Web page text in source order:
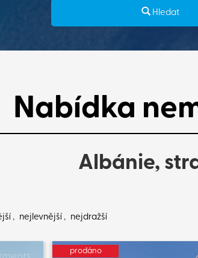
Hledat
Nabídka
Albánie,
, nejlevnější , nejdražší
prodáno